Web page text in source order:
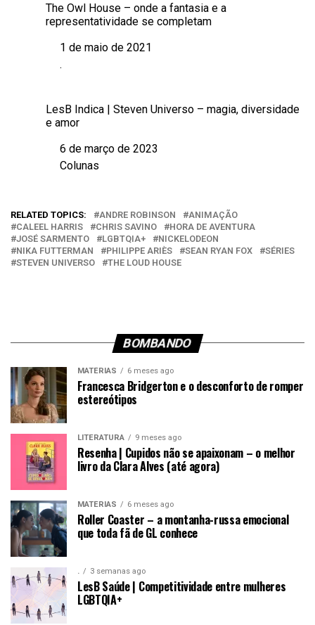
The Owl House – onde a fantasia e a
representatividade se completam
Data1 de maio de 2021
Em relação a
.
LesB Indica | Steven Universo – magia, diversidade
e amor
Data
6 de março de 2023
Em relação a
Colunas
RELATED TOPICS: ANDRE ROBINSON
ANIMAÇÃO
CALEEL HARRIS
CHRIS SAVINO
HORA DE AVENTURA
JOSÉ SARMENTO
LGBTQIA+
NICKELODEON
NIKA FUTTERMAN
PHILIPPE ARIÈS SEAN RYAN FOX
SÉRIES
STEVEN UNIVERSO
THE LOUD HOUSE
BOMBANDO
MATÉRIAS 6 meses ago
Francesca Bridgerton e o desconforto de romper
estereótipos
LITERATURA 9 meses ago
Resenha | Cupidos não se apaixonam – o melhor
livro da Clara Alves (até agora)
MATÉRIAS 6 meses ago
Roller Coaster – a montanha-russa emocional
que toda fã de GL conhece
3 semanas ago
LesB Saúde | Competitividade entre mulheres
LGBTQIA+